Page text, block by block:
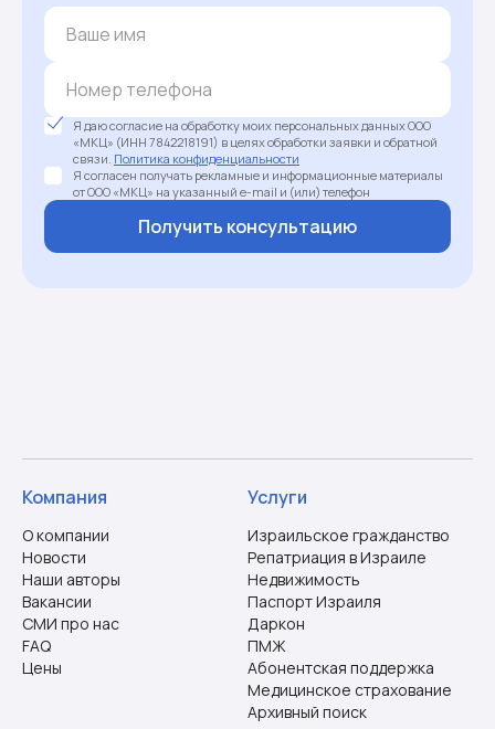
Я даю согласие на обработку моих персональных данных ООО
«МКЦ» (ИНН 7842218191) в целях обработки заявки и обратной
связи. Политика конфиденциальности
Я согласен получать рекламные и информационные материалы
от ООО «МКЦ» на указанный e-mail и (или) телефон
Получить консультацию
Компания
О компании
Новости
Наши авторы
Вакансии
СМИ про нас
FAQ
Цены
Услуги
Израильское гражданство
Репатриация в Израиле
Недвижимость
Паспорт Израиля
Даркон
ПМЖ
Абонентская поддержка
Медицинское страхование
Архивный поиск